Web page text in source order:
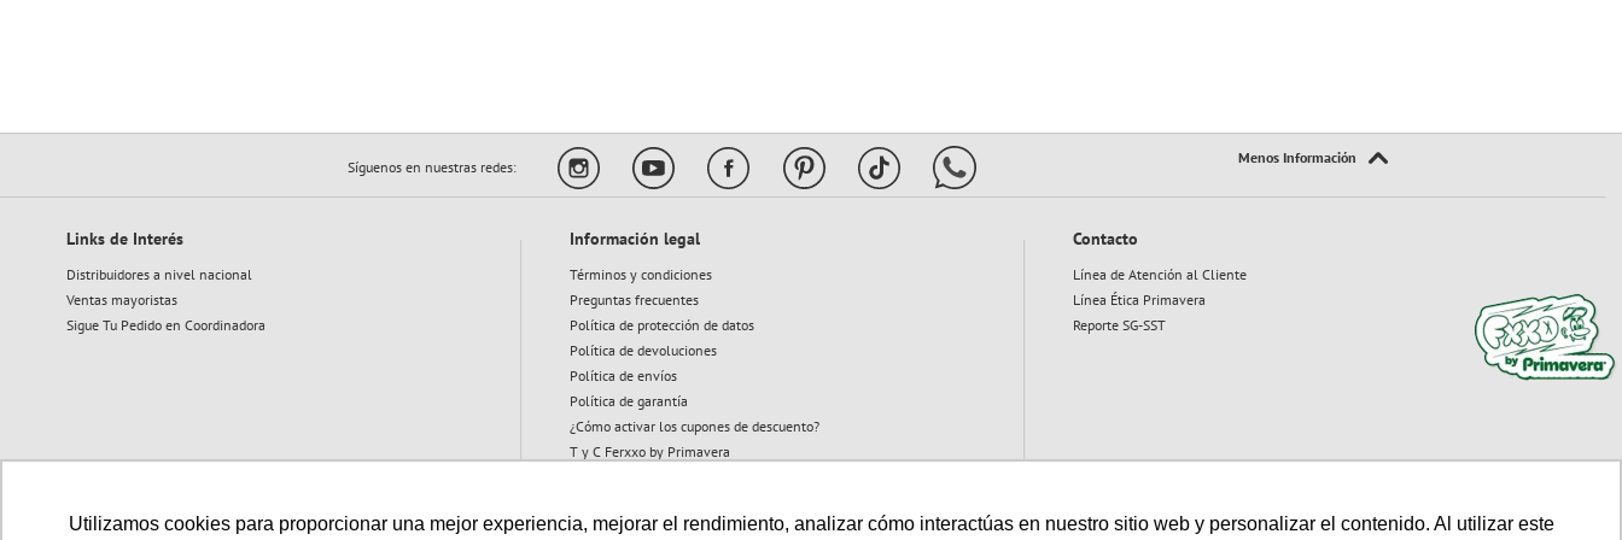
Utilizamos cookies para proporcionar una mejor experiencia, mejorar el rendimiento, analizar cómo interactúas en nuestro sitio web y personalizar el contenido. Al utilizar este
Síguenos en nuestras redes:
Links de Interés
Distribuidores a nivel nacional
Ventas mayoristas
Sigue Tu Pedido en Coordinadora
Información legal
Términos y condiciones
Preguntas frecuentes
Política de protección de datos
Política de devoluciones
Política de envíos
Política de garantía
¿Cómo activar los cupones de descuento?
T y C Ferxxo by Primavera
Contacto
Línea de Atención al Cliente
Línea Ética Primavera
Reporte SG-SST